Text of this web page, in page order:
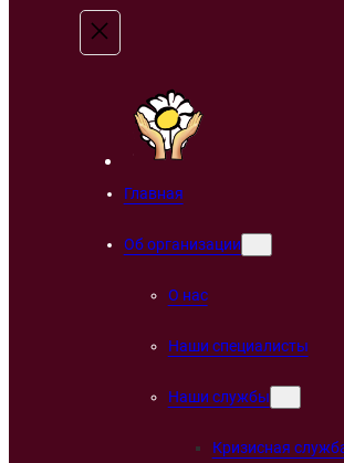
Главная
Об организации
О нас
Наши специалисты
Наши службы
Кризисная